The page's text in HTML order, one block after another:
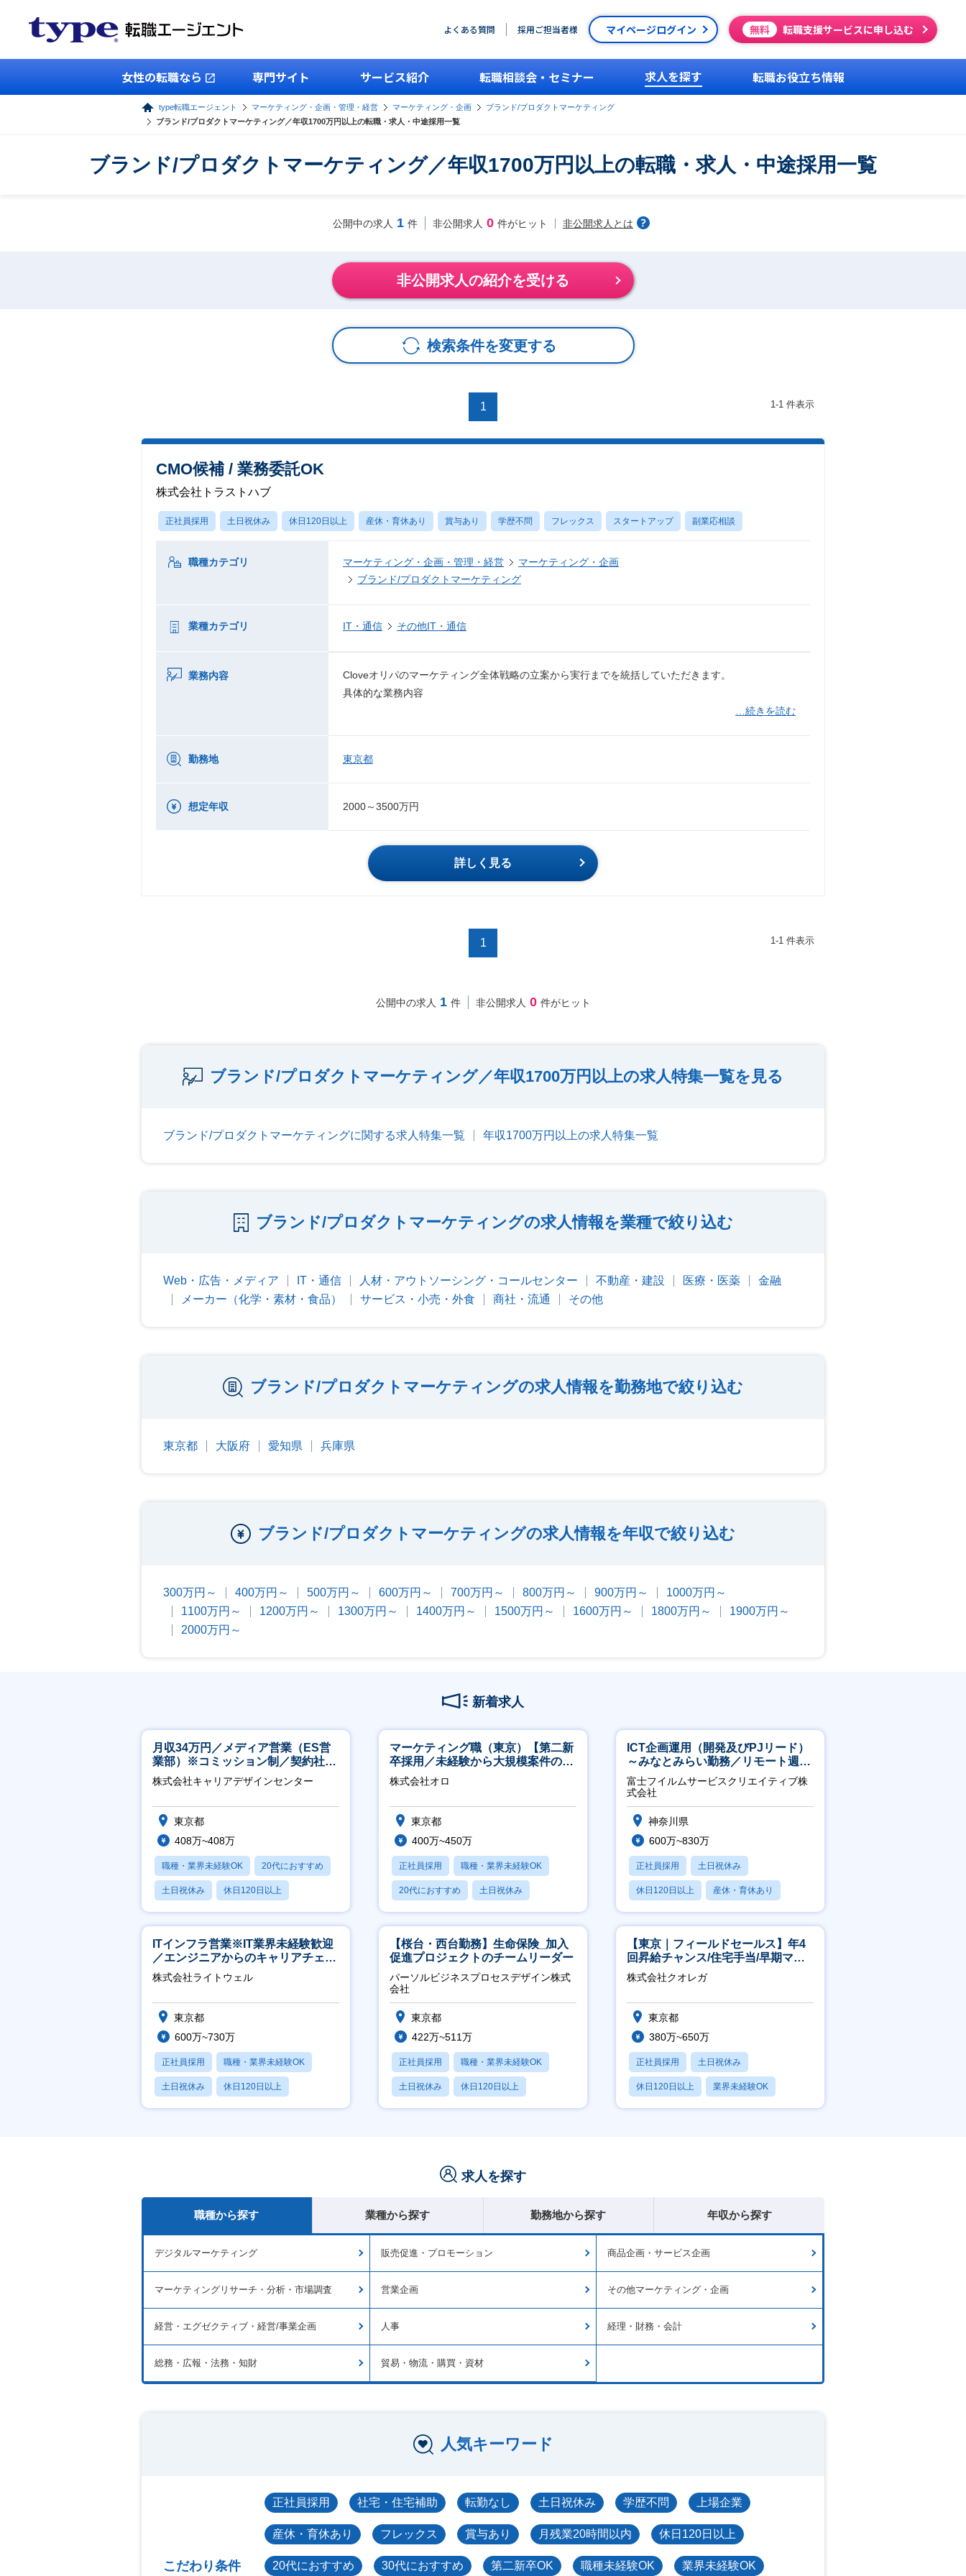
よくある質問 採用ご担当者様 マイページログイン 無料 転職支援サービスに申し込む
女性の転職なら 専門サイト サービス紹介 転職相談会・セミナー 求人を探す 転職お役立ち情報
type転職エージェント マーケティング・企画・管理・経営 マーケティング・企画
ブランド/プロダクトマーケティング
ブランド/プロダクトマーケティング／年収1700万円以上の転職・求人・中途採用一覧
ブランド/プロダクトマーケティング／年収1700万円以上の転職・求人・中途採用一覧
公開中の求人 1 件 非公開求人 0 件がヒット 非公開求人とは
非公開求人の紹介を受ける
検索条件を変更する
1 1-1 件表示
CMO候補 / 業務委託OK
株式会社トラストハブ
正社員採用 土日祝休み 休日120日以上 産休・育休あり 賞与あり 学歴不問 フレックス スタートアップ 副業応相談
職種カテゴリ マーケティング・企画・管理・経営
マーケティング・企画
ブランド/プロダクトマーケティング
業種カテゴリ IT・通信 その他IT・通信
業務内容
Cloveオリパのマーケティング全体戦略の立案から実行までを統括していただきます。
具体的な業務内容
…続きを読む
勤務地 東京都
想定年収 2000～3500万円
詳しく見る
1 1-1 件表示
公開中の求人 1 件 非公開求人 0 件がヒット
ブランド/プロダクトマーケティング／年収1700万円以上の求人特集一覧を見る
ブランド/プロダクトマーケティングに関する求人特集一覧 年収1700万円以上の求人特集一覧
ブランド/プロダクトマーケティングの求人情報を業種で絞り込む
Web・広告・メディア IT・通信 人材・アウトソーシング・コールセンター 不動産・建設 医療・医薬
金融
メーカー（化学・素材・食品）
サービス・小売・外食 商社・流通 その他
ブランド/プロダクトマーケティングの求人情報を勤務地で絞り込む
東京都 大阪府 愛知県 兵庫県
ブランド/プロダクトマーケティングの求人情報を年収で絞り込む
300万円～ 400万円～ 500万円～ 600万円～ 700万円～ 800万円～ 900万円～
1000万円～
1100万円～
1200万円～ 1300万円～ 1400万円～ 1500万円～ 1600万円～ 1800万円～
1900万円～
2000万円～
新着求人
月収34万円／メディア営業（ES営
業部）※コミッション制／契約社員
※4年目以降無期化
株式会社キャリアデザインセンター
東京都
408万~408万
職種・業界未経験OK 20代におすすめ
土日祝休み 休日120日以上
産休・育休あり
マーケティング職（東京）【第二新
卒採用／未経験から大規模案件のマ
ーケティングが経験できる／研修充
実】
株式会社オロ
東京都
400万~450万
正社員採用 職種・業界未経験OK
20代におすすめ 土日祝休み
休日120日以上
ICT企画運用（開発及びPJリード）
～みなとみらい勤務／リモート週
2OK／業務改善～
富士フイルムサービスクリエイティブ株
式会社
神奈川県
600万~830万
正社員採用 土日祝休み
休日120日以上 産休・育休あり
月残業20時間以内
ITインフラ営業※IT業界未経験歓迎
／エンジニアからのキャリアチェン
ジ可※【週3～4日リモート可能】
株式会社ライトウェル
東京都
600万~730万
正社員採用 職種・業界未経験OK
土日祝休み 休日120日以上
月残業20時間以内
【桜台・西台勤務】生命保険_加入
促進プロジェクトのチームリーダー
パーソルビジネスプロセスデザイン株式
会社
東京都
422万~511万
正社員採用 職種・業界未経験OK
土日祝休み 休日120日以上
産休・育休あり
【東京｜フィールドセールス】年4
回昇給チャンス/住宅手当/早期マネ
ジメント機会あり！
株式会社クオレガ
東京都
380万~650万
正社員採用 土日祝休み
休日120日以上 業界未経験OK
産休・育休あり
求人を探す
職種から探す 業種から探す 勤務地から探す 年収から探す
デジタルマーケティング 販売促進・プロモーション 商品企画・サービス企画
マーケティングリサーチ・分析・市場調査 営業企画 その他マーケティング・企画
経営・エグゼクティブ・経営/事業企画 人事 経理・財務・会計
総務・広報・法務・知財 貿易・物流・購買・資材
人気キーワード
こだわり条件
正社員採用 社宅・住宅補助 転勤なし 土日祝休み 学歴不問 上場企業
産休・育休あり フレックス 賞与あり 月残業20時間以内 休日120日以上
20代におすすめ 30代におすすめ 第二新卒OK 職種未経験OK 業界未経験OK